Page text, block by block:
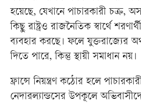
হয়েছে, যেখানে পাচারকারী চক্র,
কিছু রাষ্ট্রও রাজনৈতিক স্বার্থে
ব্যবহার করছে। ফলে যুক্তরাজ্যের
দিতে পারে, কিন্তু স্থায়ী সমাধান নয়।
ফ্রান্সে নিয়ন্ত্রণ কঠোর হলে
নেদারল্যান্ডসের উপকূলে